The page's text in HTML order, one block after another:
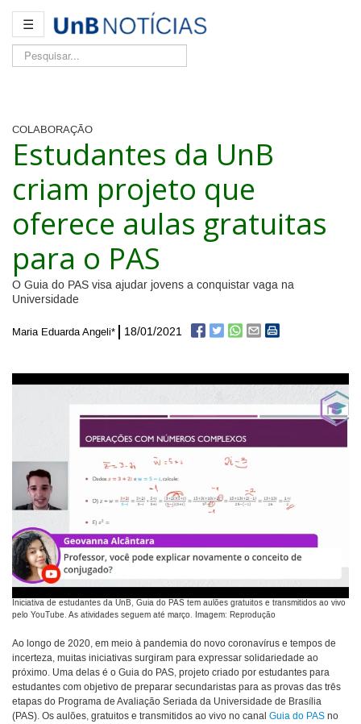
☰
Pesquisar...
COLABORAÇÃO
Estudantes da UnB
criam projeto que
oferece aulas gratuitas
para o PAS
O Guia do PAS visa ajudar jovens a conquistar vaga na
Universidade
Maria Eduarda Angeli* 18/01/2021
Iniciativa de estudantes da UnB, Guia do PAS tem aulões gratuitos e transmitidos ao vivo
pelo YouTube. As atividades seguem até março. Imagem: Reprodução
Ao longo de 2020, em meio à pandemia do novo coronavírus e tempos de
incerteza, muitas iniciativas surgiram para expressar solidariedade ao
próximo. Uma delas é o Guia do PAS, projeto criado por estudantes para
estudantes com objetivo de preparar secundaristas para as provas das três
etapas do Programa de Avaliação Seriada da Universidade de Brasília
(PAS). Os aulões, gratuitos e transmitidos ao vivo no canal Guia do PAS no